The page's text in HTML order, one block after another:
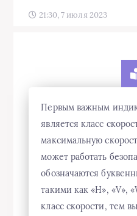
21:30, 7 июля 2023
Первым важным
является класс
максимальную
может работать
обозначаются
такими как «H», «V»,
класс скорости, тем